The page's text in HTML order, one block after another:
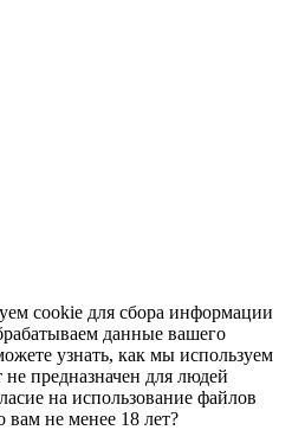
cookie для сбора информации
данные вашего
узнать, как мы используем
предназначен для людей
на использование файлов
вам не менее 18 лет?